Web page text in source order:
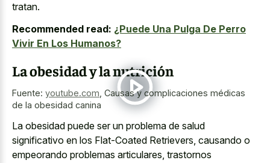
tratan.
Recommended read: ¿Puede Una Pulga De Perro
Vivir En Los Humanos?
La obesidad y la nutrición
Fuente: youtube.com Causas y complicaciones médicas
de la obesidad canina
La obesidad puede ser un problema de salud
significativo en los Flat-Coated Retrievers, causando o
empeorando problemas articulares, trastornos